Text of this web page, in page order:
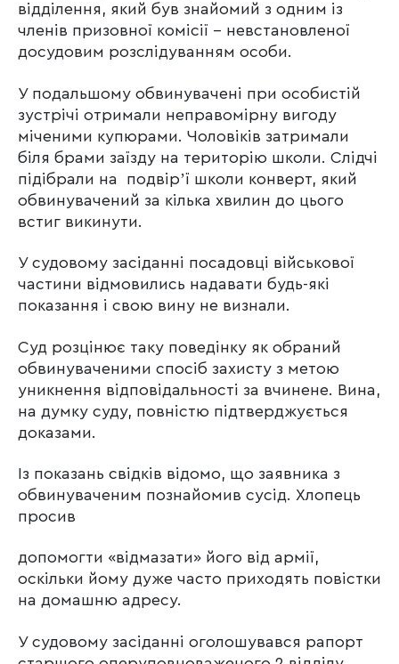
відділення, який був знайомий з одним із
членів призовної комісії – невстановленої
досудовим розслідуванням особи.
У подальшому обвинувачені при особистій
зустрічі отримали неправомірну вигоду
міченими купюрами. Чоловіків затримали
біля брами заїзду на територію школи. Слідчі
підібрали на подвірʼї школи конверт, який
обвинувачений за кілька хвилин до цього
встиг викинути.
У судовому засіданні посадовці військової
частини відмовились надавати будь-які
показання і свою вину не визнали.
Суд розцінює таку поведінку як обраний
обвинуваченими спосіб захисту з метою
уникнення відповідальності за вчинене. Вина,
на думку суду, повністю підтверджується
доказами.
Із показань свідків відомо, що заявника з
обвинуваченим познайомив сусід. Хлопець
просив
допомогти «відмазати» його від армії,
оскільки йому дуже часто приходять повістки
на домашню адресу.
У судовому засіданні оголошувався рапорт